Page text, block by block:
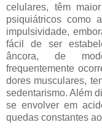
celulares, têm
psiquiátricos como
impulsividade,
fácil de ser
âncora, de
frequentemente
dores musculares,
sedentarismo. Além
se envolver em
quedas constantes ao